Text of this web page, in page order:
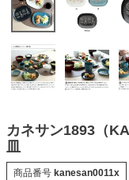
カネサン1893（
皿
商品番号 kanesan0011x